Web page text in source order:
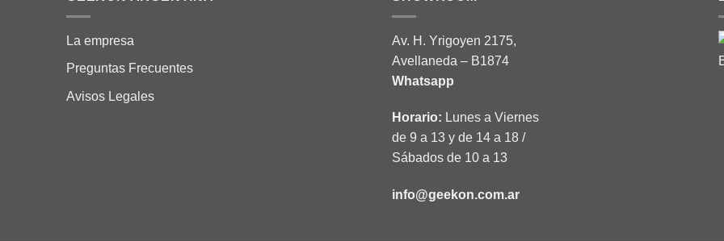
La empresa
Preguntas Frecuentes
Avisos Legales
Av. H. Yrigoyen 2175,
Avellaneda – B1874
Whatsapp
Horario: Lunes a Viernes
de 9 a 13 y de 14 a 18 /
Sábados de 10 a 13
info@geekon.com.ar